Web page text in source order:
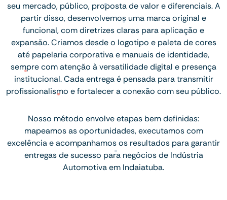
seu mercado, público, proposta de valor e diferenciais. A
partir disso, desenvolvemos uma marca original e
funcional, com diretrizes claras para aplicação e
expansão. Criamos desde o logotipo e paleta de cores
até papelaria corporativa e manuais de identidade,
sempre com atenção à versatilidade digital e presença
institucional. Cada entrega é pensada para transmitir
profissionalismo e fortalecer a conexão com seu público.
Nosso método envolve etapas bem definidas:
mapeamos as oportunidades, executamos com
excelência e acompanhamos os resultados para garantir
entregas de sucesso para negócios de Indústria
Automotiva em Indaiatuba.